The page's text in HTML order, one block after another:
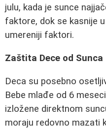
julu, kada je sunce
faktore, dok se kasnije
umereniji faktori.
Zaštita Dece od Sunca
Deca su posebno
Bebe mlađe od 6
izložene direktnom
moraju redovno mazati